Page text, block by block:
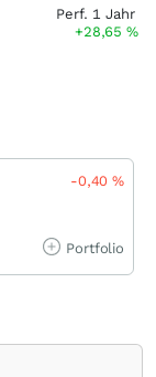
Perf. 1 Jahr
+28,65%
-0,40%
Portfolio